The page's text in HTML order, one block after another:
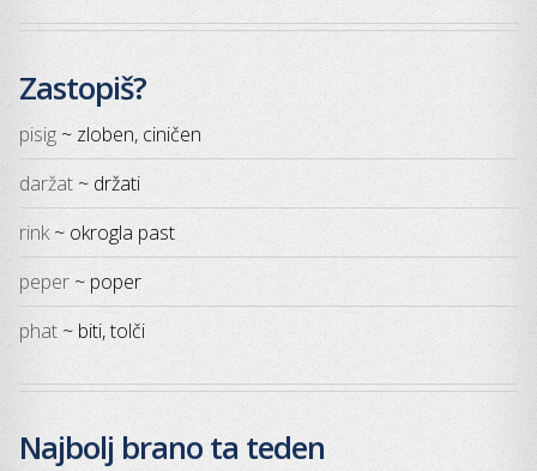
Zastopiš?
pisig ~ zloben, ciničen
daržat ~ držati
rink~ okrogla past
peper ~ poper
phat ~ biti, tolči
Najbolj brano ta teden